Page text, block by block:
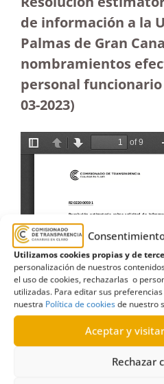
Utilizamos cookies propias y de
personalización de nuestros
el uso de cookies, rechazarlas o
utilizadas. Para editar sus
nuestra Política de cookiesde nuestro
Aceptar y
Rechazar
de información a la
Palmas de Gran
nombramientos
personal
03-2023)